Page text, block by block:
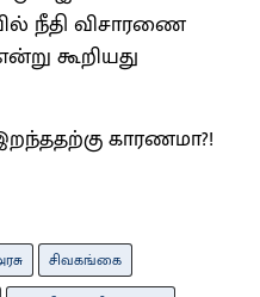
நீதி விசாரணை
கூறியது
காரணமா?!
சிவகங்கை